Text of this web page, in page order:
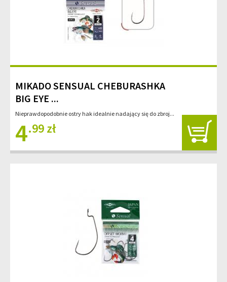
MIKADO SENSUAL CHEBURASHKA
BIG EYE ...
Nieprawdopodobnie ostry hak idealnie nadający się do zbroj...
4.99 zł